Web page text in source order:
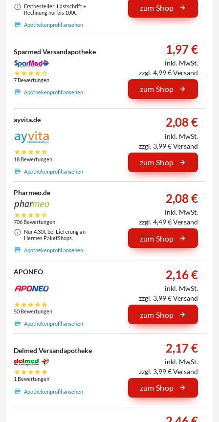
Erstbesteller: Lastschrift +
Rechnung nur bis 100€
Apothekenprofil ansehen
zum Shop
Sparmed Versandapotheke
7 Bewertungen
Apothekenprofil ansehen
1,97 €
inkl. MwSt.
zzgl. 4,99 € Versand
zum Shop
ayvita.de
18 Bewertungen
Apothekenprofil ansehen
2,08 €
inkl. MwSt.
zzgl. 3,99 € Versand
zum Shop
Pharmeo.de
706 Bewertungen
Nur 4,30€ bei Lieferung an
Hermes PaketShops.
Apothekenprofil ansehen
2,08 €
inkl. MwSt.
zzgl. 4,49 € Versand
zum Shop
APONEO
50 Bewertungen
Apothekenprofil ansehen
2,16 €
inkl. MwSt.
zzgl. 3,99 € Versand
zum Shop
Delmed Versandapotheke
1 Bewertungen
Apothekenprofil ansehen
2,17 €
inkl. MwSt.
zzgl. 3,99 € Versand
zum Shop